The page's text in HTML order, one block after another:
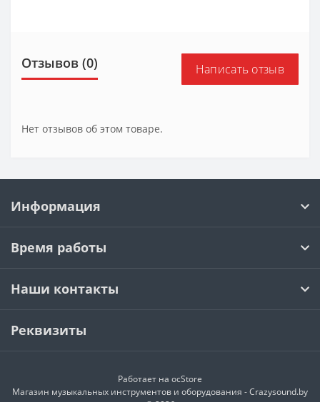
Отзывов (0) Написать отзыв
Нет отзывов об этом товаре.
Информация
Время работы
Наши контакты
Реквизиты
Работает на ocStore
Магазин музыкальных инструментов и оборудования - Crazysound.by